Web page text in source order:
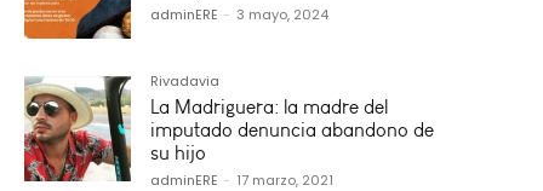
adminERE - 3 mayo, 2024
Rivadavia
La Madriguera: la madre del
imputado denuncia abandono de
su hijo
adminERE - 17 marzo, 2021